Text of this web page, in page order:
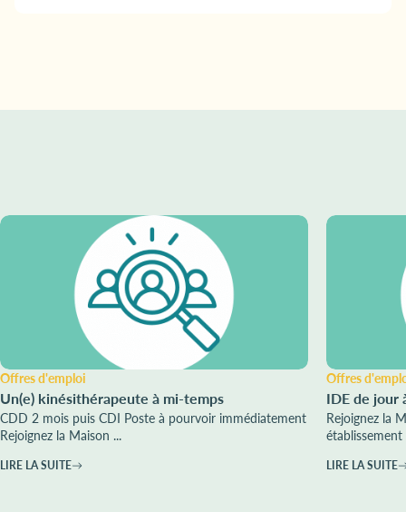
Offres d'emploi
Un(e) kinésithérapeute à mi-temps
CDD 2 mois puis CDI Poste à pourvoir immédiatement
Rejoignez la Maison ...
LIRE LA SUITE
Offres
IDE de jour
Rejoignez la
LIRE LA SUITE